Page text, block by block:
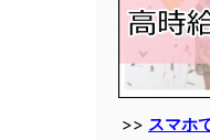
>> スマホ